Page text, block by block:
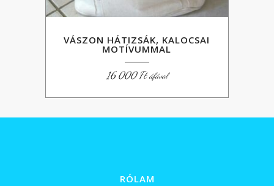
VÁSZON HÁTIZSÁK, KALOCSAI
MOTÍVUMMAL
16 000Ft áfával
RÓLAM